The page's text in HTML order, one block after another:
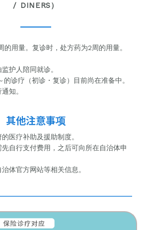
/ DINERS）
的用量。复诊时，处方药为2周的用量。
护人陪同就诊。
诊疗（初诊・复诊）目前尚在准备中。
知。
其他注意事项
医疗补助及援助制度。
自行支付费用，之后可向所在自治体申
体官方网站等相关信息。